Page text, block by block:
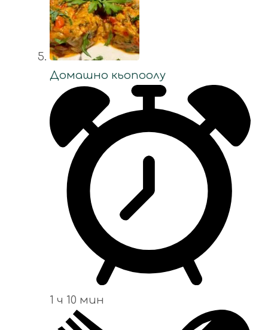
Домашно кьопоолу
1 ч 10 мин